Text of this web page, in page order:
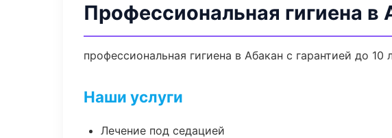
Профессиональная гигиена в
профессиональная гигиена в Абакан с гарантией до
Наши услуги
Лечение под седацией